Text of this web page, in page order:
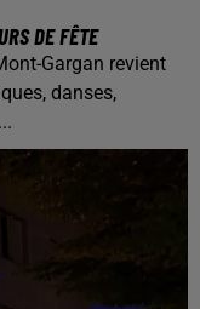
DE FÊTE
Gargan revient
danses,